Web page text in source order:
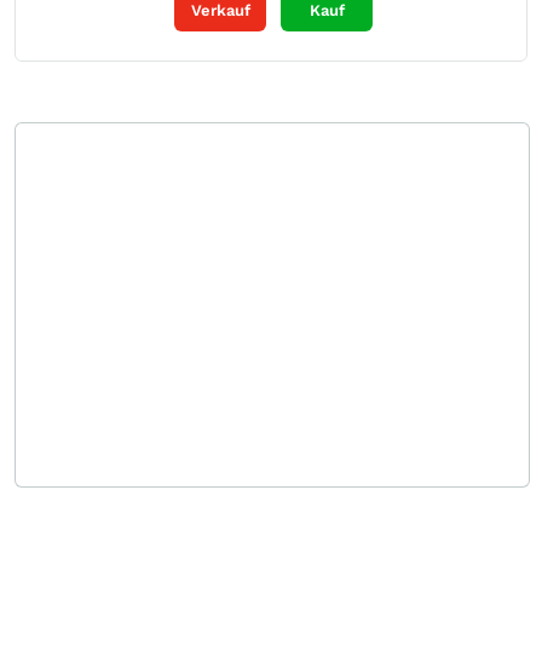
Verkauf Kauf